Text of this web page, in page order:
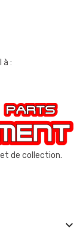
à :
de collection.
